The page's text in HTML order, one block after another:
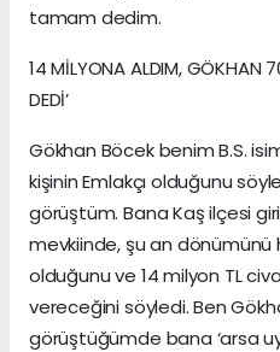
tamam dedim.
14 MİLYONA ALDIM, GÖKHAN
DEDİ’
Gökhan Böcek benim B.S.
kişinin Emlakçı olduğunu
görüştüm. Bana Kaş ilçesi
mevkiinde, şu an dönümünü
olduğunu ve 14 milyon TL
vereceğini söyledi. Ben
görüştüğümde bana ‘arsa